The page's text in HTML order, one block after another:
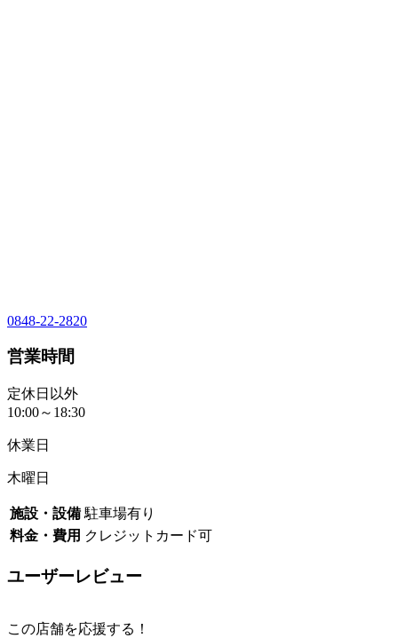
0848-22-2820
営業時間
定休日以外
10:00～18:30
休業日
木曜日
施設・設備 駐車場有り
料金・費用 クレジットカード可
ユーザーレビュー
この店舗を応援する！